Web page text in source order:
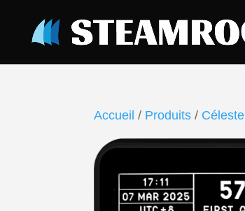
Accueil / Produits / Céleste